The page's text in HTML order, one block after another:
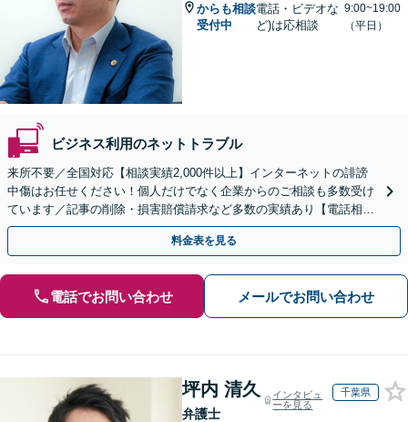
からも相談
受付中
電話・ビデオな
ど)は応相談
9:00~19:00
（平日）
ビジネス利用のネットトラブル
来所不要／全国対応【相談実績2,000件以上】インターネットの誹謗
中傷はお任せください！個人だけでなく企業からのご相談も多数受け
ています／記事の削除・損害賠償請求など多数の実績あり【電話相談
可】【初回相談無料】【夜間休日面談可】
料金表を見る
電話でお問い合わせ メールでお問い合わせ
坪内 清久
弁護士
インタビュ
ーを見る
千葉県